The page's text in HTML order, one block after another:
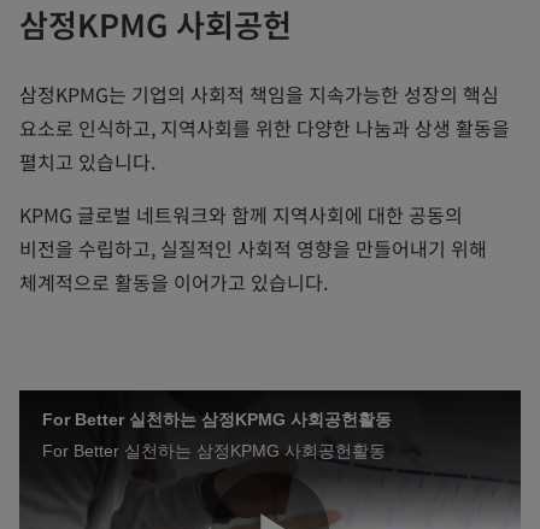
삼정KPMG 사회공헌
삼정KPMG는 기업의 사회적 책임을 지속가능한 성장의 핵심
요소로 인식하고, 지역사회를 위한 다양한 나눔과 상생 활동을
펼치고 있습니다.
KPMG 글로벌 네트워크와 함께 지역사회에 대한 공동의
비전을 수립하고, 실질적인 사회적 영향을 만들어내기 위해
체계적으로 활동을 이어가고 있습니다.
For Better 실천하는 삼정KPMG 사회공헌활동
For Better 실천하는 삼정KPMG 사회공헌활동